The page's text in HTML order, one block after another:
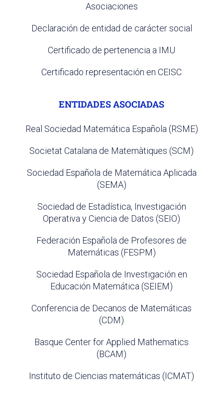
Asociaciones
Declaración de entidad de carácter social
Certificado de pertenencia a IMU
Certificado representación en CEISC
ENTIDADES ASOCIADAS
Real Sociedad Matemática Española (RSME)
Societat Catalana de Matemàtiques (SCM)
Sociedad Española de Matemática Aplicada
(SEMA)
Sociedad de Estadística, Investigación
Operativa y Ciencia de Datos (SEIO)
Federación Española de Profesores de
Matemáticas (FESPM)
Sociedad Española de Investigación en
Educación Matemática (SEIEM)
Conferencia de Decanos de Matemáticas
(CDM)
Basque Center for Applied Mathematics
(BCAM)
Instituto de Ciencias matemáticas (ICMAT)